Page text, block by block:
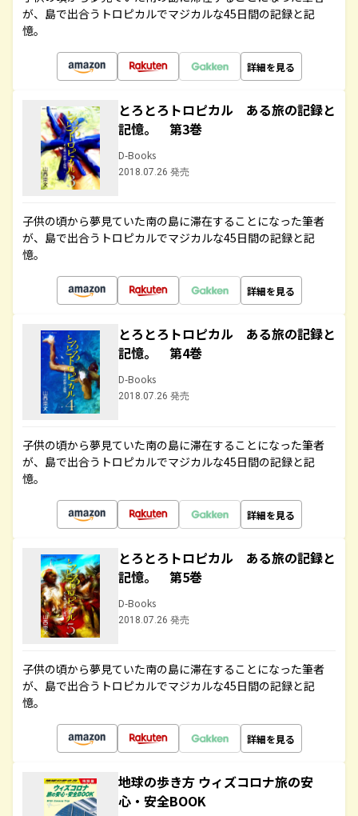
が、島で出合うトロピカルでマジカルな45日間の記録と記
憶。
詳細を見る
とろとろトロピカル ある旅の記録と
記憶。 第3巻
D-Books
2018.07.26 発売
子供の頃から夢見ていた南の島に滞在することになった筆者
が、島で出合うトロピカルでマジカルな45日間の記録と記
憶。
詳細を見る
とろとろトロピカル ある旅の記録と
記憶。 第4巻
D-Books
2018.07.26 発売
子供の頃から夢見ていた南の島に滞在することになった筆者
が、島で出合うトロピカルでマジカルな45日間の記録と記
憶。
詳細を見る
とろとろトロピカル ある旅の記録と
記憶。 第5巻
D-Books
2018.07.26 発売
子供の頃から夢見ていた南の島に滞在することになった筆者
が、島で出合うトロピカルでマジカルな45日間の記録と記
憶。
詳細を見る
地球の歩き方 ウィズコロナ旅の安
心・安全BOOK